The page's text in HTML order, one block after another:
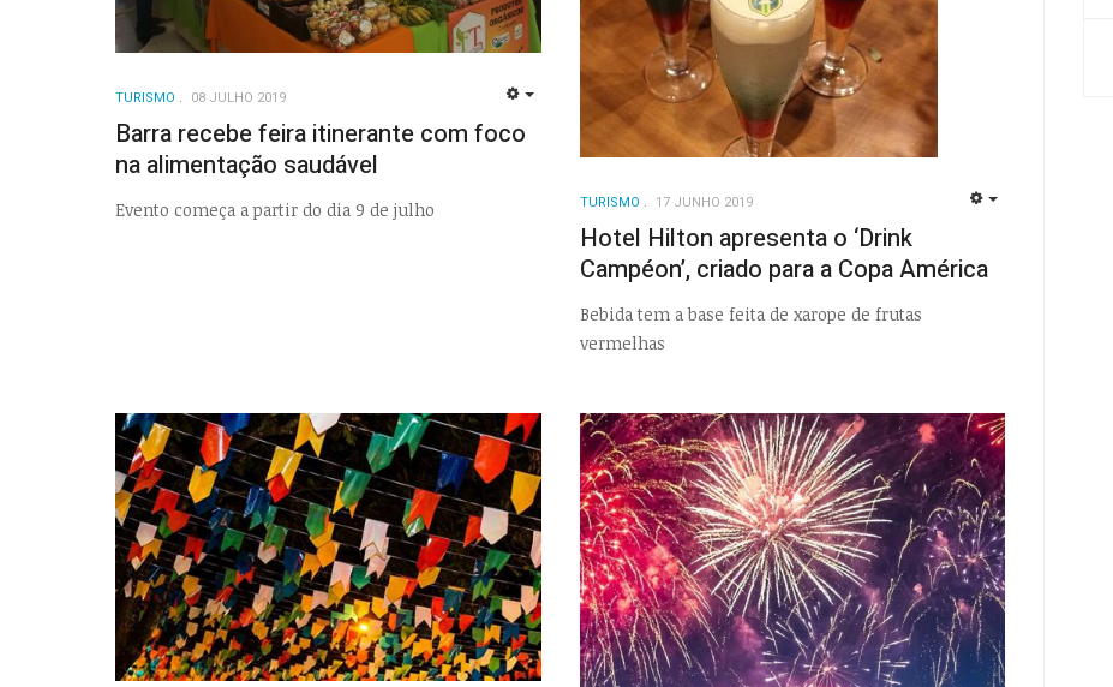
TURISMO 08 JULHO 2019
Barra recebe feira itinerante com foco
na alimentação saudável
Evento começa a partir do dia 9 de julho TURISMO 17 JUNHO 2019
Hotel Hilton apresenta o ‘Drink
Campéon’, criado para a Copa América
Bebida tem a base feita de xarope de frutas
vermelhas